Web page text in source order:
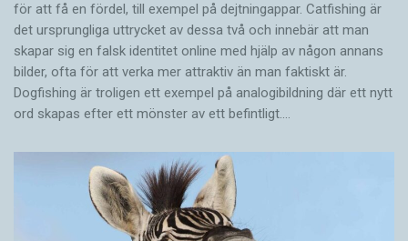
för att få en fördel, till exempel på dejtningappar. Catfishing är
det ursprungliga uttrycket av dessa två och innebär att man
skapar sig en falsk identitet online med hjälp av någon annans
bilder, ofta för att verka mer attraktiv än man faktiskt är.
Dogfishing är troligen ett exempel på analogibildning där ett nytt
ord skapas efter ett mönster av ett befintligt.…